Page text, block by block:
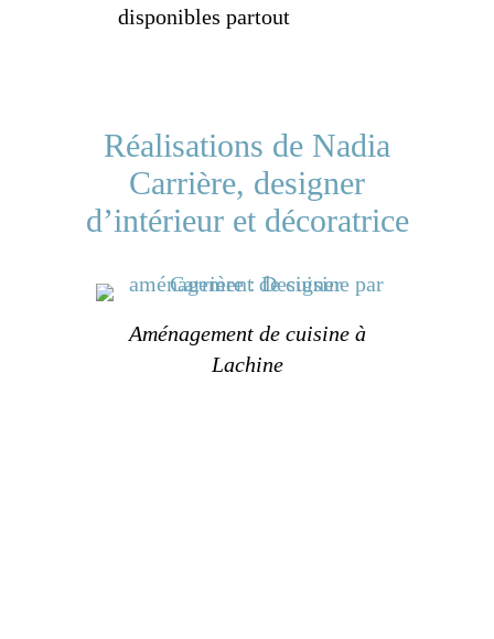
disponibles partout
Réalisations de Nadia
Carrière, designer
d’intérieur et décoratrice
Aménagement de cuisine à
Lachine